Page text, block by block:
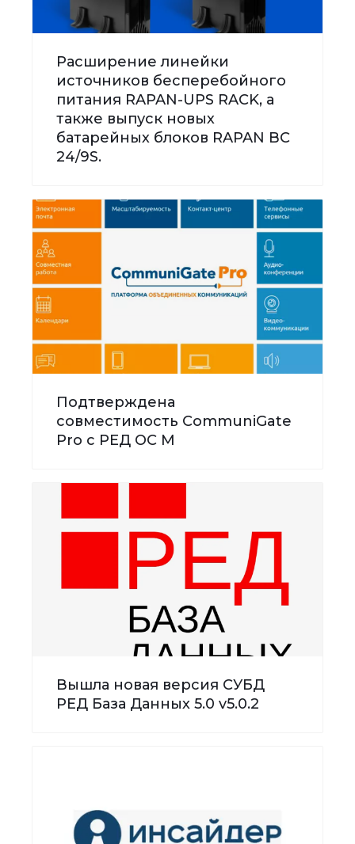
Расширение линейки
источников бесперебойного
питания RAPAN-UPS RACK, а
также выпуск новых
батарейных блоков RAPAN BC
24/9S.
Подтверждена
совместимость CommuniGate
Pro с РЕД ОС М
Вышла новая версия СУБД
РЕД База Данных 5.0 v5.0.2